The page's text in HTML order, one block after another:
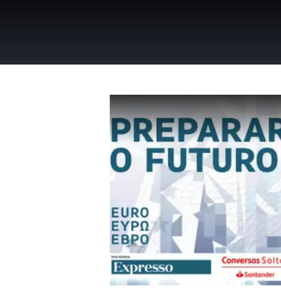
HOME
LIFESTYLE
MODA
TECNOLOGIA
ENTRETENIMENTO